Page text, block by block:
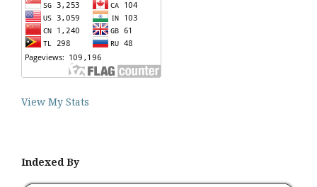
View My Stats
Indexed By